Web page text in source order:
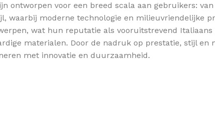
ontworpen voor een breed scala aan gebruikers:
waarbij moderne technologie en
wat hun reputatie als vooruitstrevend
materialen. Door de nadruk op prestatie, stijl
met innovatie en duurzaamheid.